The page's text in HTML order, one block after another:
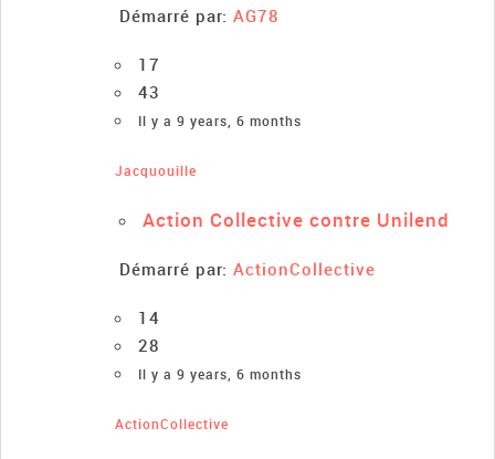
Démarré par: AG78
17
43
Il y a 9 years, 6 months
Jacquouille
Action Collective contre Unilend
Démarré par: ActionCollective
14
28
Il y a 9 years, 6 months
ActionCollective